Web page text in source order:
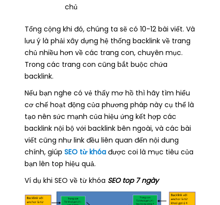
chủ
Tổng cộng khi đó, chúng ta sẽ có 10-12 bài viết. Và
lưu ý là phải xây dựng hệ thống backlink về trang
chủ nhiều hơn về các trang con, chuyên mục.
Trong các trang con cũng bắt buộc chứa
backlink.
Nếu bạn nghe có vẻ thấy mơ hồ thì hãy tìm hiểu
cơ chế hoạt động của phương pháp này cụ thể là
tạo nên sức mạnh của hiệu ứng kết hợp các
backlink nội bộ với backlink bên ngoài, và các bài
viết cũng như link đều liên quan đến nội dung
chính, giúp SEO từ khóađược coi là mục tiêu của
bạn lên top hiệu quả.
Ví dụ khi SEO về từ khóa SEO top 7 ngày